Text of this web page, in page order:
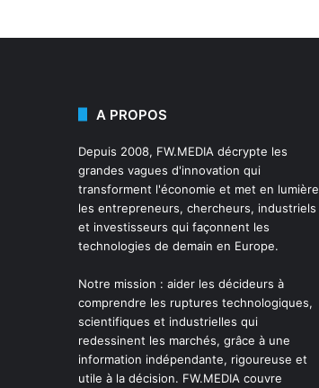
A PROPOS
Depuis 2008, FW.MEDIA décrypte les
grandes vagues d'innovation qui
transforment l'économie et met en lumière
les entrepreneurs, chercheurs, industriels
et investisseurs qui façonnent les
technologies de demain en Europe.
Notre mission : aider les décideurs à
comprendre les ruptures technologiques,
scientifiques et industrielles qui
redessinent les marchés, grâce à une
information indépendante, rigoureuse et
utile à la décision. FW.MEDIA couvre